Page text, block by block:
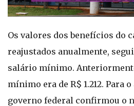
Os valores dos benefícios do
reajustados anualmente,
salário mínimo.
mínimo era de R$ 1.212. Para o
governo federal confirmou o